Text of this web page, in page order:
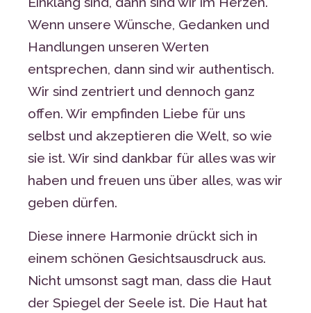
Wenn unsere Wünsche, Gedanken und
Handlungen unseren Werten
entsprechen, dann sind wir authentisch.
Wir sind zentriert und dennoch ganz
offen. Wir empfinden Liebe für uns
selbst und akzeptieren die Welt, so wie
sie ist. Wir sind dankbar für alles was wir
haben und freuen uns über alles, was wir
geben dürfen.
Diese innere Harmonie drückt sich in
einem schönen Gesichtsausdruck aus.
Nicht umsonst sagt man, dass die Haut
der Spiegel der Seele ist. Die Haut hat